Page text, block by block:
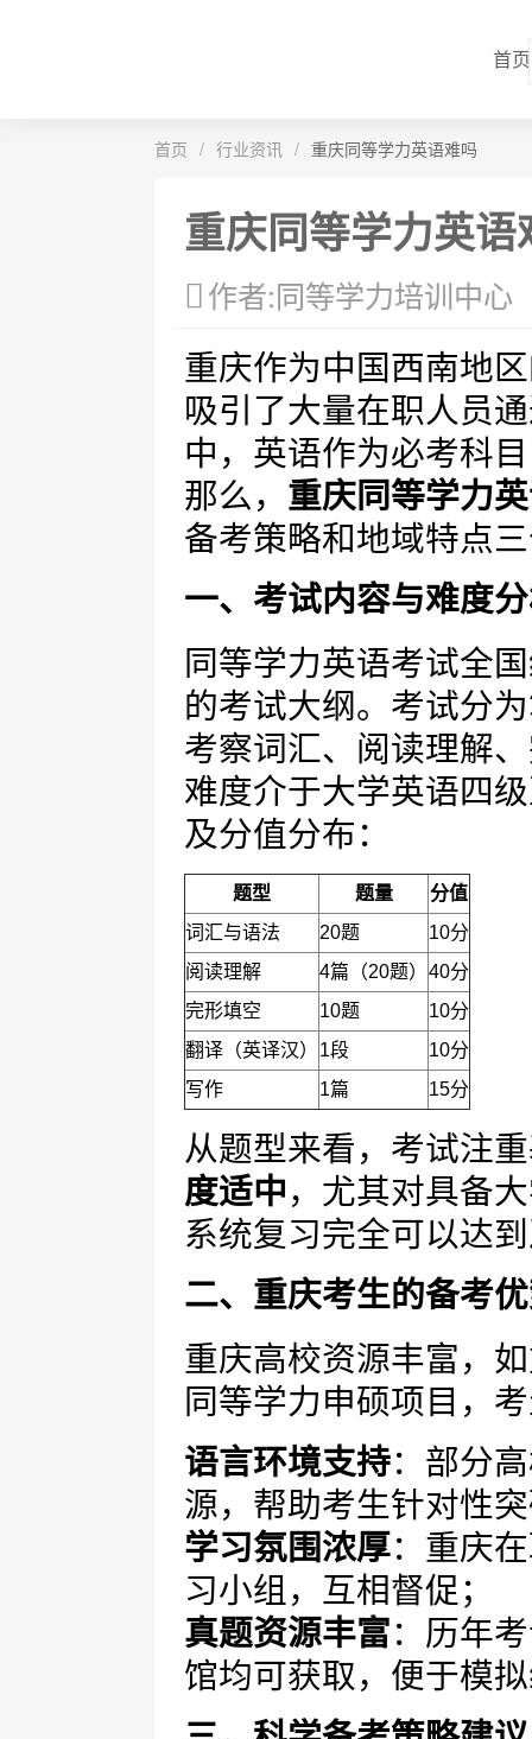
首页
首页 / 行业资讯 / 重庆同等学力英语难吗
重庆同等学力英语
作者:同等学力培训中心
重庆作为中国西南地
吸引了大量在职人员
中，英语作为必考科
那么， 重庆同等学力
备考策略和地域特点
一、考试内容与难度
同等学力英语考试全
的考试大纲。考试分
考察词汇、阅读理解
难度介于大学英语四
及分值分布：
题型 题量
分值
词汇与语法
20题
10分
阅读理解
4篇（20题） 40分
完形填空
10题
10分
翻译（英译汉）
1段
10分
写作
1篇 15分
从题型来看，考试注
度适中 ，尤其对具备
系统复习完全可以达
二、重庆考生的备考
重庆高校资源丰富，
同等学力申硕项目，
语言环境支持：部分
源，帮助考生针对性
学习氛围浓厚：重庆
习小组，互相督促；
真题资源丰富：历年
馆均可获取，便于模